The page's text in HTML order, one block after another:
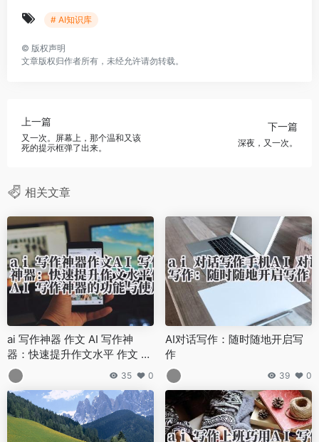
# AI知识库
© 版权声明
文章版权归作者所有，未经允许请勿转载。
上一篇
又一次。屏幕上，那个温和又该
死的提示框弹了出来。
下一篇
深夜，又一次。
相关文章
ai 写作神器 作文 AI 写作神
器：快速提升作文水平 作文 AI
写作神器的功能与使用方法
35 0
AI对话写作：随时随地开启写
作
39 0